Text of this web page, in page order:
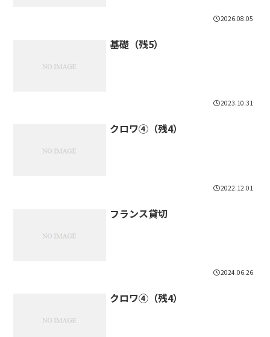
2026.08.05
基礎（残5）
2023.10.31
クロワ④（残4）
2022.12.01
フランス貸切
2024.06.26
クロワ④（残4）